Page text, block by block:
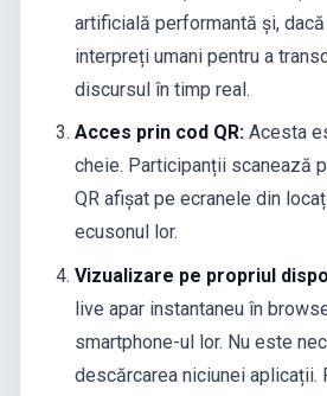
artificială performantă și,
interpreți umani pentru a
discursul în timp real.
Acces prin cod QR: Acesta
cheie. Participanții scanează
QR afișat pe ecranele din
ecusonul lor.
Vizualizare pe propriul
live apar instantaneu în
smartphone-ul lor. Nu este
descărcarea niciunei aplicații.